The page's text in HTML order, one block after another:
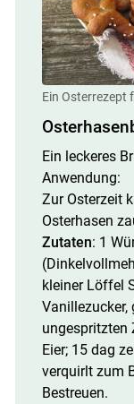
Ein Osterrezept
Ein leckeres
Anwendung:
Zur Osterzeit
Osterhasen
Zutaten: 1
kleiner Löffel
Vanillezucker,
ungespritzten
Eier; 15 dag
verquirlt zum
Bestreuen.